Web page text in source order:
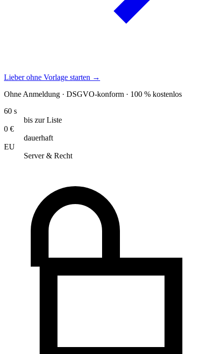
Lieber ohne Vorlage starten →
Ohne Anmeldung · DSGVO-konform · 100 % kostenlos
60 s
bis zur Liste
0 €
dauerhaft
EU
Server & Recht